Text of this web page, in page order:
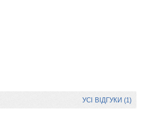
УСІ ВІДГУКИ (1)